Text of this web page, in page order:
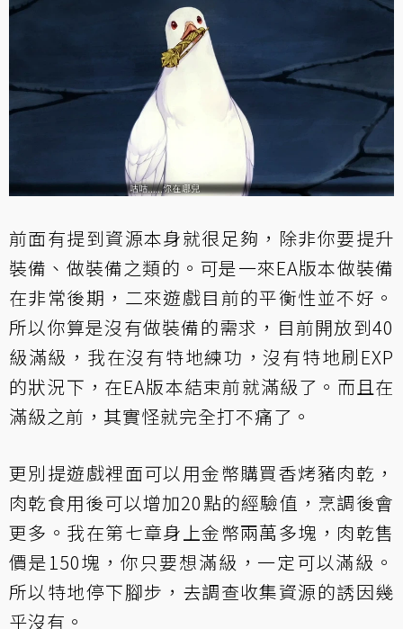
前面有提到資源本身就很足夠，除非你要提升
裝備、做裝備之類的。可是一來EA版本做裝備
在非常後期，二來遊戲目前的平衡性並不好。
所以你算是沒有做裝備的需求，目前開放到40
級滿級，我在沒有特地練功，沒有特地刷EXP
的狀況下，在EA版本結束前就滿級了。而且在
滿級之前，其實怪就完全打不痛了。
更別提遊戲裡面可以用金幣購買香烤豬肉乾，
肉乾食用後可以增加20點的經驗值，烹調後會
更多。我在第七章身上金幣兩萬多塊，肉乾售
價是150塊，你只要想滿級，一定可以滿級。
所以特地停下腳步，去調查收集資源的誘因幾
乎沒有。